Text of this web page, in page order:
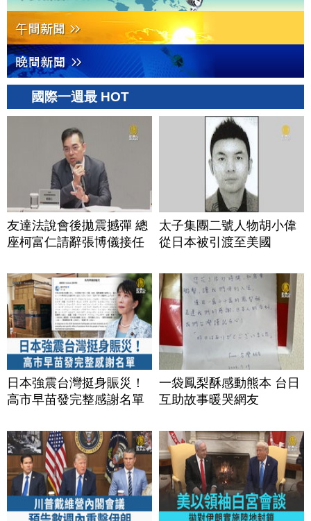
國際一週最 HOT
友達法說會後拋震撼彈 總
座柯富仁請辭張博儀接任
太子集團二號人物胡小偉
從日本被引渡至美國
日本強震台灣挺身賑災！
高市早苗發完整感謝名單
一袋鳳梨酥感動熊本 台日
互助故事暖哭網友